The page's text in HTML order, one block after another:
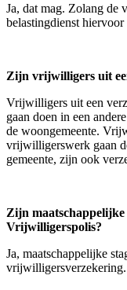
Ja, dat mag. Zolang de
belastingdienst hiervoor
Zijn vrijwilligers uit
Vrijwilligers uit een
gaan doen in een
de woongemeente.
vrijwilligerswerk gaan
gemeente, zijn ook
Zijn maatschappelijke
Vrijwilligerspolis?
Ja, maatschappelijke
vrijwilligersverzekering.